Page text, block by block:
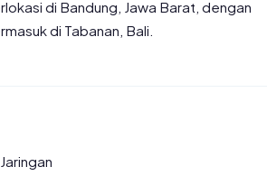
di Bandung, Jawa Barat, dengan
di Tabanan, Bali.